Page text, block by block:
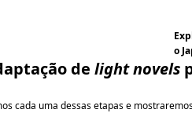
o
de light novels
cada uma dessas etapas e